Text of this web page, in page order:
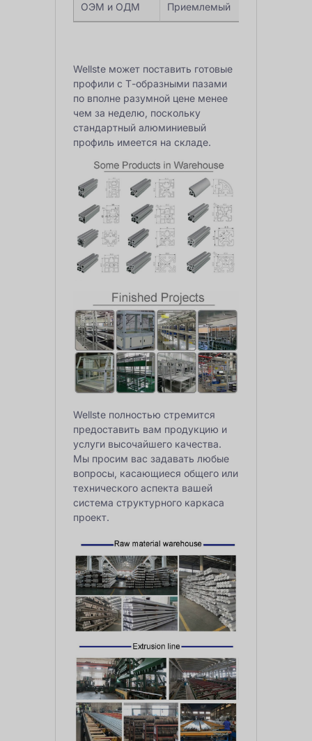
ОЭМ и ОДМ Приемлемый
Wellste может поставить готовые
профили с Т-образными пазами
по вполне разумной цене менее
чем за неделю, поскольку
стандартный алюминиевый
профиль имеется на складе.
Wellste полностью стремится
предоставить вам продукцию и
услуги высочайшего качества.
Мы просим вас задавать любые
вопросы, касающиеся общего или
технического аспекта вашей
система структурного каркаса
проект.